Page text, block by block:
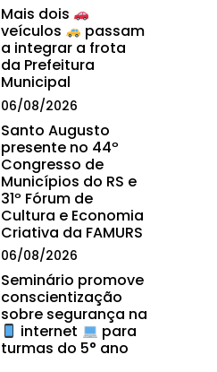
Mais dois
veículos
passam
a integrar a frota
da Prefeitura
Municipal
06/08/2026
Santo Augusto
presente no 44º
Congresso de
Municípios do RS e
31º Fórum de
Cultura e Economia
Criativa da FAMURS
06/08/2026
Seminário promove
conscientização
sobre segurança na
internet
para
turmas do 5° ano